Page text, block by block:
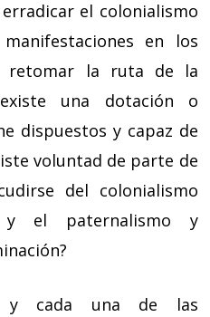
el colonialismo
en los
retomar la ruta de la
una dotación o
dispuestos y capaz de
voluntad de parte de
del colonialismo
y el paternalismo y
cada una de las